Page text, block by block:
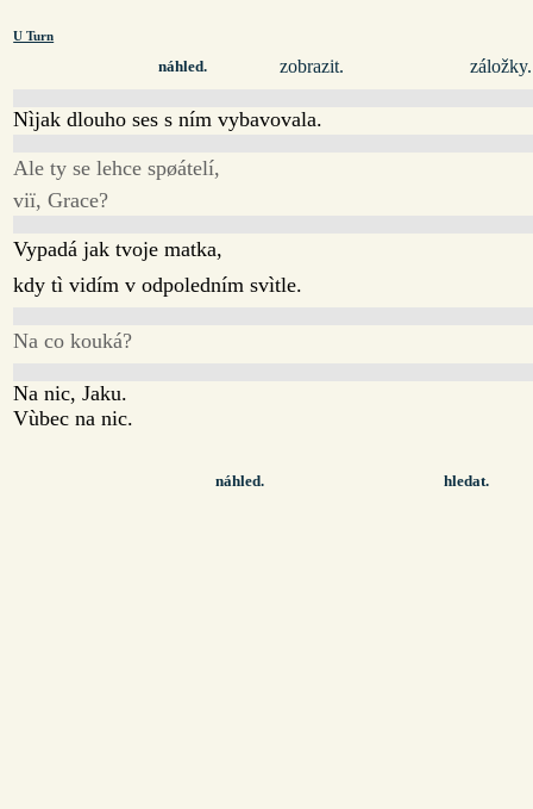
U Turn
náhled. zobrazit. záložky.
Nìjak dlouho ses s ním vybavovala.
Ale ty se lehce spøátelí,
viï, Grace?
Vypadá jak tvoje matka,
kdy tì vidím v odpoledním svìtle.
Na co kouká?
Na nic, Jaku.
Vùbec na nic.
náhled. hledat.